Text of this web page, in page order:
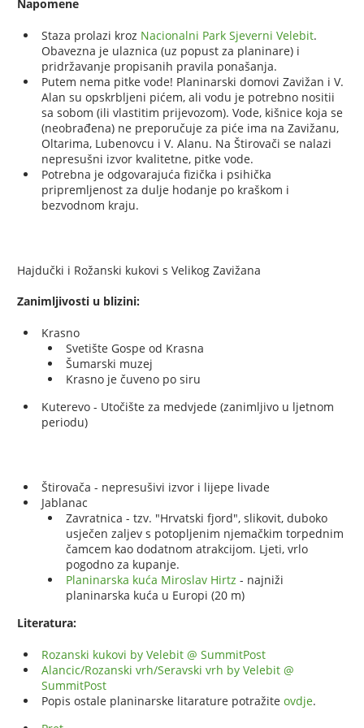
Napomene
Staza prolazi kroz Nacionalni Park Sjeverni Velebit.
Obavezna je ulaznica (uz popust za planinare) i
pridržavanje propisanih pravila ponašanja.
Putem nema pitke vode! Planinarski domovi Zavižan i V.
Alan su opskrbljeni pićem, ali vodu je potrebno nositii
sa sobom (ili vlastitim prijevozom). Vode, kišnice koja se
(neobrađena) ne preporučuje za piće ima na Zavižanu,
Oltarima, Lubenovcu i V. Alanu. Na Štirovači se nalazi
nepresušni izvor kvalitetne, pitke vode.
Potrebna je odgovarajuća fizička i psihička
pripremljenost za dulje hodanje po kraškom i
bezvodnom kraju.
Hajdučki i Rožanski kukovi s Velikog Zavižana
Zanimljivosti u blizini:
Krasno
Svetište Gospe od Krasna
Šumarski muzej
Krasno je čuveno po siru
Kuterevo - Utočište za medvjede (zanimljivo u ljetnom
periodu)
Štirovača - nepresušivi izvor i lijepe livade
Jablanac
Zavratnica - tzv. "Hrvatski fjord", slikovit, duboko
usječen zaljev s potopljenim njemačkim torpednim
čamcem kao dodatnom atrakcijom. Ljeti, vrlo
pogodno za kupanje.
Planinarska kuća Miroslav Hirtz - najniži
planinarska kuća u Europi (20 m)
Literatura:
Rozanski kukovi by Velebit @ SummitPost
Alancic/Rozanski vrh/Seravski vrh by Velebit @
SummitPost
Popis ostale planinarske litarature potražiteovdje.